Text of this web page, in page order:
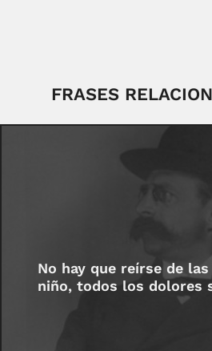
FRASES
No hay que reírse de
niño, todos los dolores